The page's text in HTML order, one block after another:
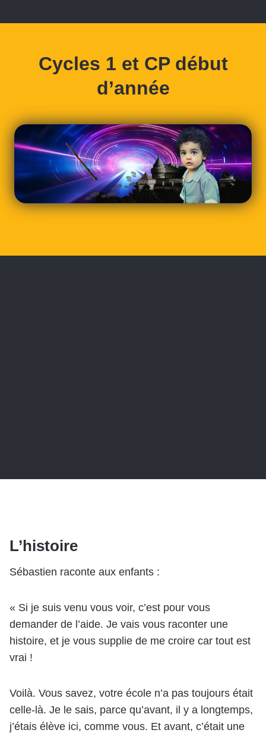
Cycles 1 et CP début
d’année
L’histoire
Sébastien raconte aux enfants :
« Si je suis venu vous voir, c’est pour vous
demander de l’aide. Je vais vous raconter une
histoire, et je vous supplie de me croire car tout est
vrai !
Voilà. Vous savez, votre école n’a pas toujours était
celle-là. Je le sais, parce qu’avant, il y a longtemps,
j’étais élève ici, comme vous. Et avant, c’était une